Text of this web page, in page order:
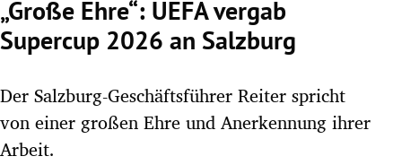
Untermenü
„Große Ehre“: UEFA vergab
Supercup 2026 an Salzburg
Der Salzburg-Geschäftsführer Reiter spricht
von einer großen Ehre und Anerkennung ihrer
Arbeit.